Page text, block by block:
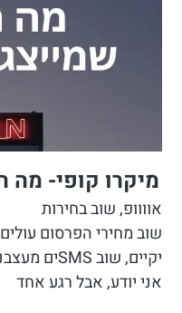
מיקרו קופי-
אוווופ, שוב בחירות
שוב מחירי הפרסום
יקיים, שוב SMSים מעצבנים
אני יודע, אבל רגע אחד